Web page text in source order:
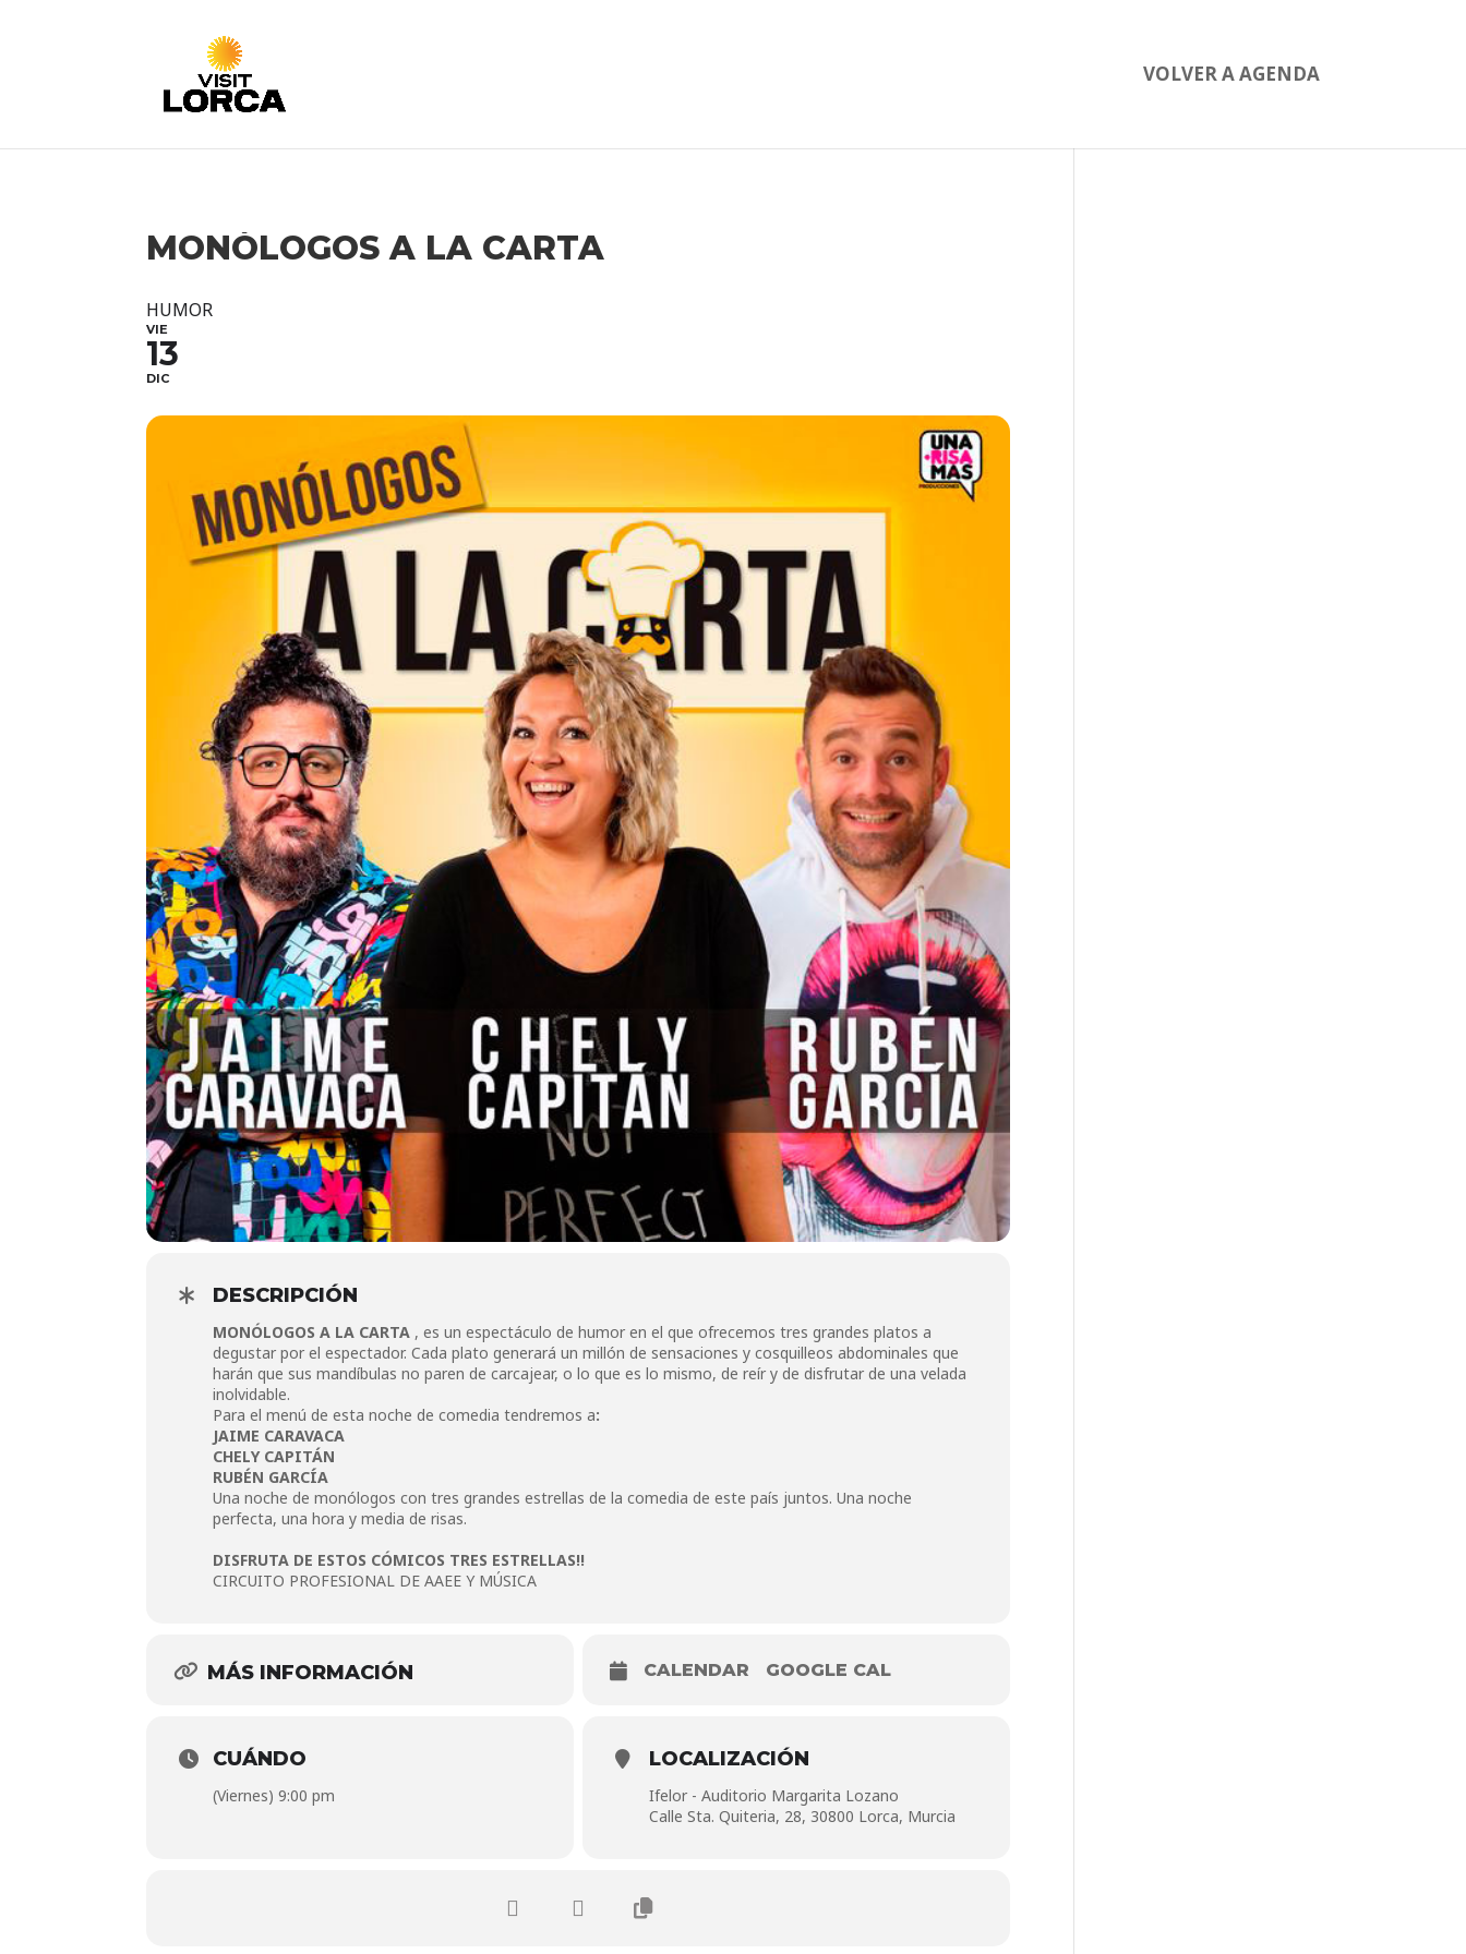
VOLVER A AGENDA
MONÓLOGOS A LA CARTA
HUMOR
VIE
13
DIC
DESCRIPCIÓN
MONÓLOGOS A LA CARTA , es un espectáculo de humor en el que ofrecemos tres grandes platos a
degustar por el espectador. Cada plato generará un millón de sensaciones y cosquilleos abdominales que
harán que sus mandíbulas no paren de carcajear, o lo que es lo mismo, de reír y de disfrutar de una velada
inolvidable.
Para el menú de esta noche de comedia tendremos a:
JAIME CARAVACA
CHELY CAPITÁN
RUBÉN GARCÍA
Una noche de monólogos con tres grandes estrellas de la comedia de este país juntos. Una noche
perfecta, una hora y media de risas.
DISFRUTA DE ESTOS CÓMICOS TRES ESTRELLAS!!
CIRCUITO PROFESIONAL DE AAEE Y MÚSICA
MÁS INFORMACIÓN CALENDAR GOOGLE CAL
CUÁNDO
(Viernes) 9:00 pm
LOCALIZACIÓN
Ifelor - Auditorio Margarita Lozano
Calle Sta. Quiteria, 28, 30800 Lorca, Murcia